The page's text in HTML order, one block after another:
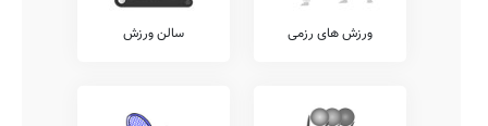
ورزش های رزمی سالن ورزش